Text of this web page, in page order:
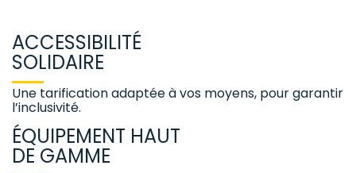
ACCESSIBILITÉ
SOLIDAIRE
Une tarification adaptée à vos moyens, pour garantir
l’inclusivité.
ÉQUIPEMENT HAUT
DE GAMME